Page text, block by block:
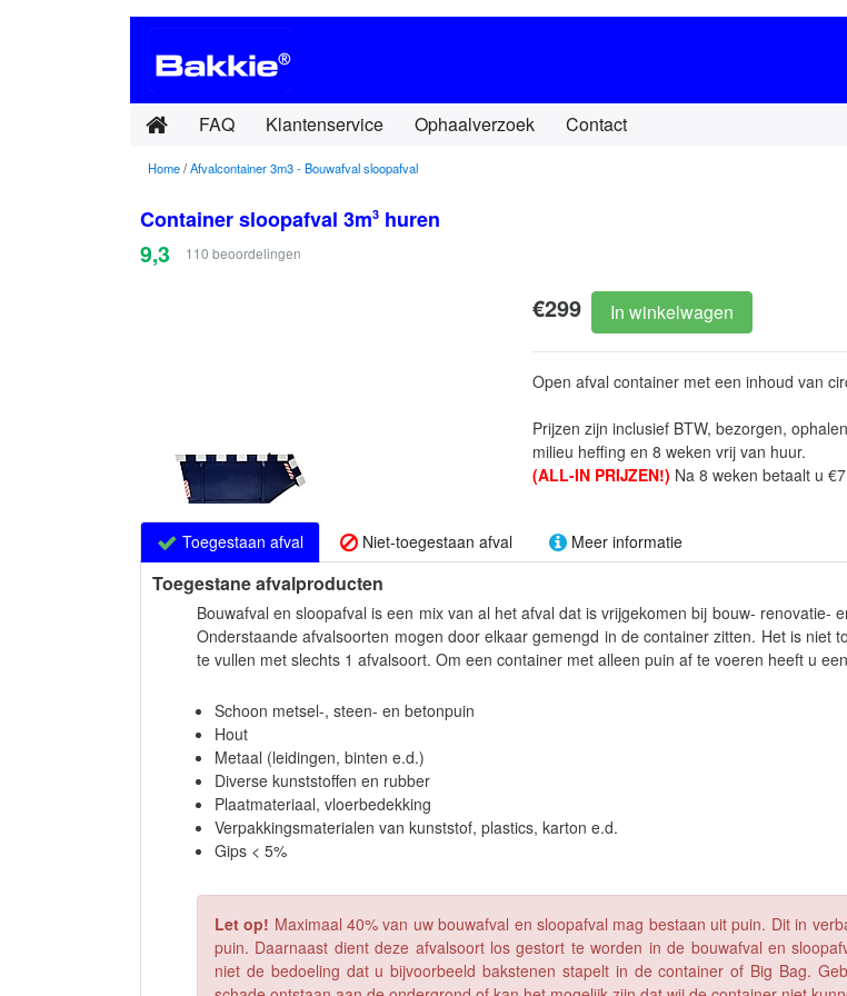
FAQ Klantenservice Ophaalverzoek Contact
Home/Afvalcontainer 3m3 - Bouwafval sloopafval
Container sloopafval 3m3 huren
9,3 110 beoordelingen
€299 In winkelwagen
Open afval container met een inhoud van
Prijzen zijn inclusief BTW, bezorgen,
milieu heffing en 8 weken vrij van huur.
(ALL-IN PRIJZEN!) Na 8 weken betaalt u
Toegestaan afval Niet-toegestaan afval Meer informatie
Toegestane afvalproducten
Bouwafval en sloopafval is een mix van al het afval dat is vrijgekomen bij bouw- renovatie-
Onderstaande afvalsoorten mogen door elkaar gemengd in de container zitten. Het is niet
te vullen met slechts 1 afvalsoort. Om een container met alleen puin af te voeren heeft u
Schoon metsel-, steen- en betonpuin
Hout
Metaal (leidingen, binten e.d.)
Diverse kunststoffen en rubber
Plaatmateriaal, vloerbedekking
Verpakkingsmaterialen van kunststof, plastics, karton e.d.
Gips < 5%
Let op! Maximaal 40% van uw bouwafval en sloopafval mag bestaan uit puin. Dit in
puin. Daarnaast dient deze afvalsoort los gestort te worden in de bouwafval en
niet de bedoeling dat u bijvoorbeeld bakstenen stapelt in de container of Big Bag.